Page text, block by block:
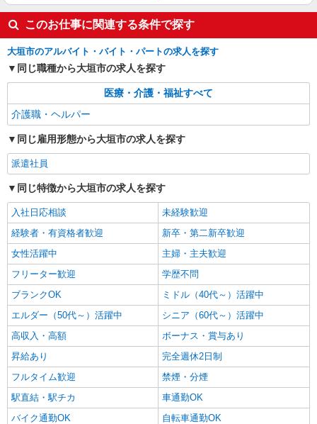
※経験による ▼下記別途支給 夜勤手当：6,000円
（1回分） 準夜勤手当：3,500円（1回分） 通勤手
当 年末年始手当：380円/時 賞与年2回（6月・12
月） 昇給年1回（4月） 特別報酬：平均34.1万円
（最高額135万円） ※2025年6月支給実績 ※処遇
改善手当は試用期間中(3ヶ月)は支給なし
キープ
パート
大垣ケアセンターそよ風：RO17130
グループホーム 介護スタッフ
【時給】1,380円〜1,500円 ▼給与詳細 処遇改
年末年始手当：380円/時 寸志あり：年2回（6月・
12月） ※業績による ※処遇改善手当は試用期間
岐阜県大垣市久瀬川町6-128
このお仕事に関連する条件で探す
大垣市のアルバイト・バイト・パートの求人を探す
同じ職種から大垣市の求人を探す
医療・介護・福祉すべて
介護職・ヘルパー
同じ雇用形態から大垣市の求人を探す
派遣社員
同じ特徴から大垣市の求人を探す
入社日応相談
未経験歓迎
経験者・有資格者歓迎
新卒・第二新卒歓迎
女性活躍中
主婦・主夫歓迎
フリーター歓迎
学歴不問
ブランクOK
ミドル（40代～）活躍中
エルダー（50代～）活躍中
シニア（60代～）活躍中
高収入・高額
ボーナス・賞与あり
昇給あり
完全週休2日制
フルタイム歓迎
禁煙・分煙
駅直結・駅チカ
車通勤OK
バイク通勤OK
自転車通勤OK